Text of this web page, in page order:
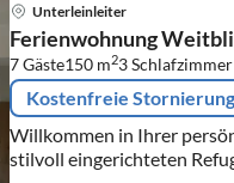
Unterleinleiter
Ferienwohnung
7 Gäste150 m23Schlafzimmer
Kostenfreie Stornierung
Willkommen in Ihrer
stilvoll eingerichteten